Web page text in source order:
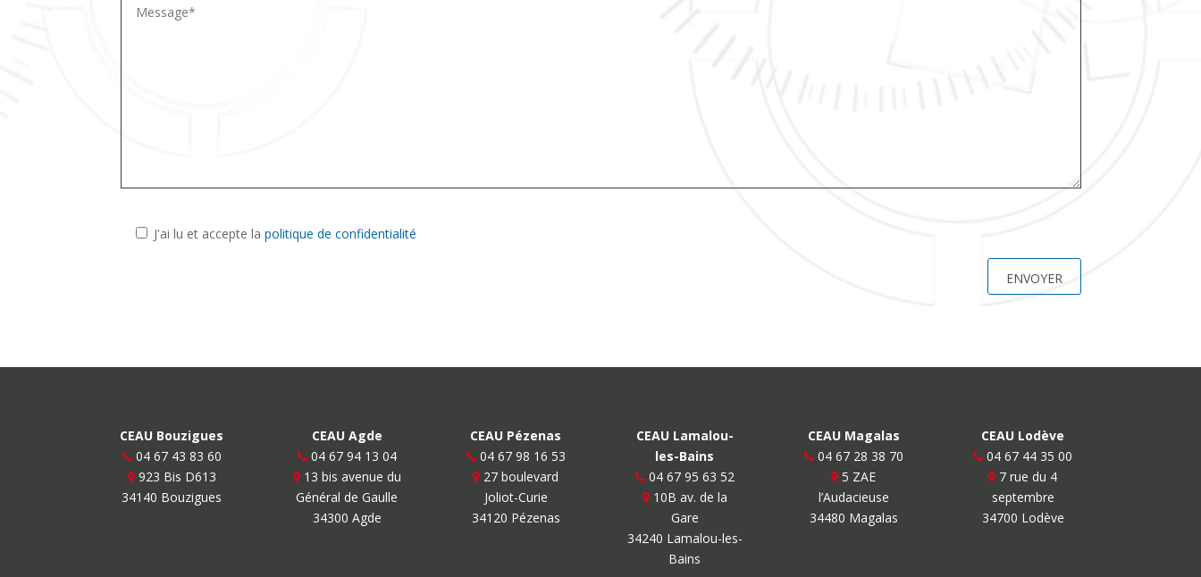
J'ai lu et accepte la politique de confidentialité
CEAU Bouzigues
04 67 43 83 60
923 Bis D613
34140 Bouzigues
CEAU Agde
04 67 94 13 04
13 bis avenue du
Général de Gaulle
34300 Agde
CEAU Pézenas
04 67 98 16 53
27 boulevard
Joliot-Curie
34120 Pézenas
CEAU Lamalou-
les-Bains
04 67 95 63 52
10B av. de la
Gare
34240 Lamalou-les-
Bains
CEAU Magalas
04 67 28 38 70
5 ZAE
l’Audacieuse
34480 Magalas
CEAU Lodève
04 67 44 35 00
7 rue du 4
septembre
34700 Lodève